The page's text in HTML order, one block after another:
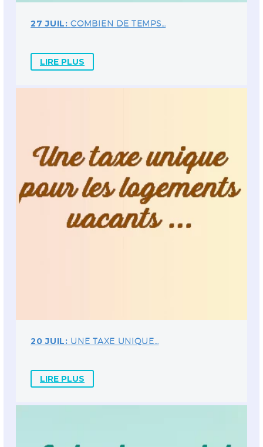
27 JUIL:COMBIEN DE TEMPS…
LIRE PLUS
20 JUIL: UNE TAXE UNIQUE…
LIRE PLUS